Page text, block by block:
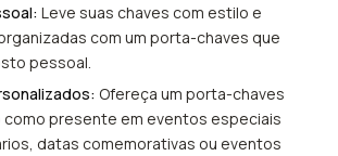
Leve suas chaves com estilo e
com um porta-chaves que
pessoal.
Ofereça um porta-chaves
presente em eventos especiais
datas comemorativas ou eventos